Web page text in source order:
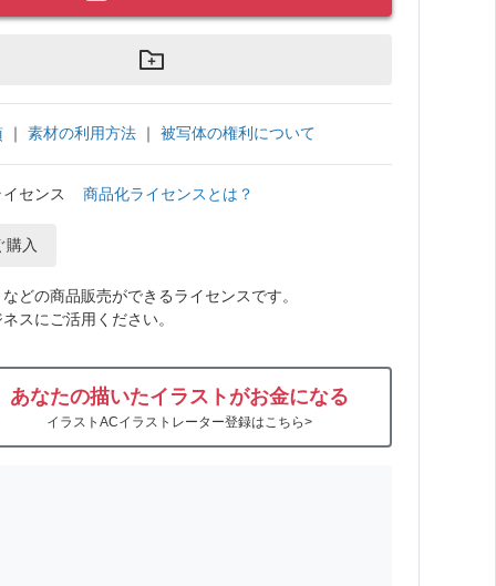
｜ 素材の利用方法 ｜ 被写体の権利について
センス 商品化ライセンスとは？
購入
どの商品販売ができるライセンスです。
スにご活用ください。
あなたの描いたイラストがお金になる
イラストACイラストレーター登録はこちら>